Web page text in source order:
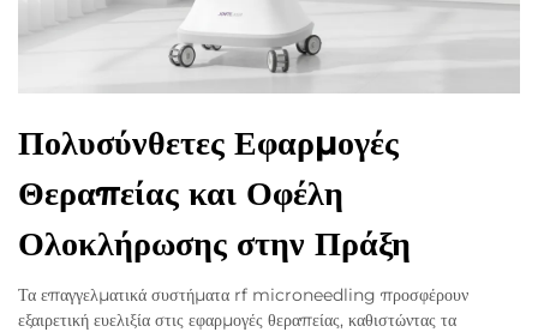
Πολυσύνθετες Εφαρμογές
Θεραπείας και Οφέλη
Ολοκλήρωσης στην Πράξη
Τα επαγγελματικά συστήματα rf microneedling προσφέρουν
εξαιρετική ευελιξία στις εφαρμογές θεραπείας, καθιστώντας τα